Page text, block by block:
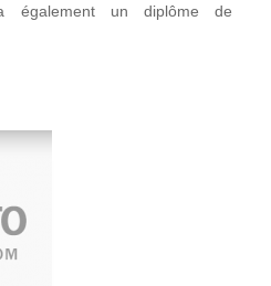
également un diplôme de